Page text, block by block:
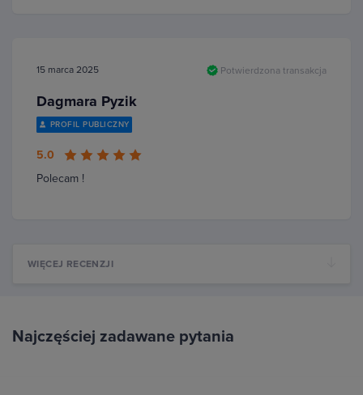
15 marca 2025 Potwierdzona transakcja
Dagmara Pyzik
PROFIL PUBLICZNY
5.0
Polecam !
WIĘCEJ RECENZJI
Najczęściej zadawane pytania